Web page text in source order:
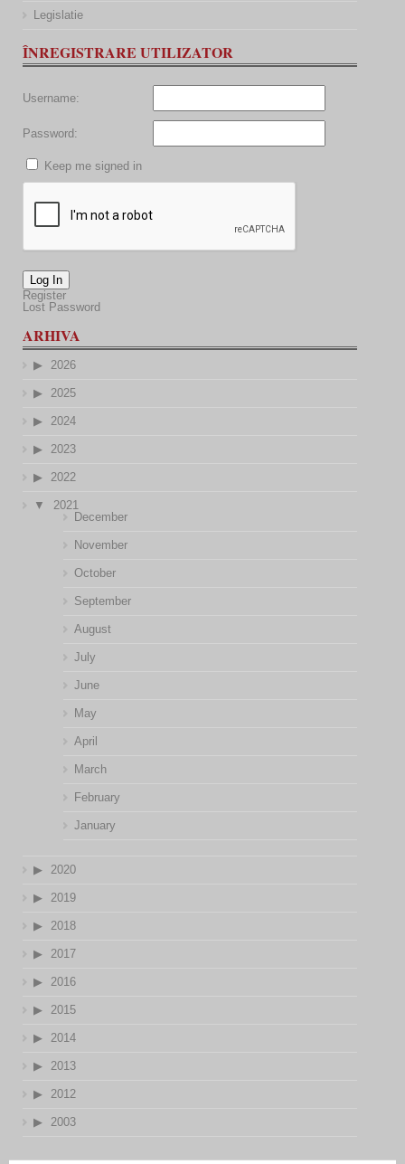
Legislatie
ÎNREGISTRARE UTILIZATOR
Username:
Password:
Keep me signed in
Log In
Register
Lost Password
ARHIVA
2026
2025
2024
2023
2022
2021
December
November
October
September
August
July
June
May
April
March
February
January
2020
2019
2018
2017
2016
2015
2014
2013
2012
2003